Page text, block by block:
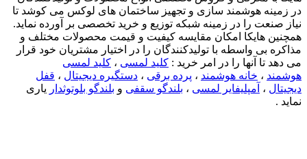
در زمینه هوشمند سازی و تجهیز ساختمان های لوکس می کوشد تا
نیاز صنعت را در زمینه شبکه توزیع و خرید تخصصی بر آورده نماید.
همچنین هایکا امکان مقایسه کیفیت و قیمت محصولات مختلف و
مذاکره بی واسطه با تولیدکنندگان را در اختیار مشتریان خود قرار
می دهد تا آنها را در امر خرید : کلید لمسی ، کلید لمسی
هوشمند ، خانه هوشمند ، پرده برقی ، دستگیره دیجیتال ، قفل
دیجیتال ، آمپلیفایر لمسی ، بلندگو سقفی و بلندگو بلوتوثدار یاری
نماید .